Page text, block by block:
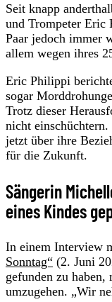
Seit knapp
und Trompeter Eric
Paar jedoch immer
allem wegen ihres
Eric Philippi
sogar
Trotz dieser
nicht
jetzt über ihre
für die Zukunft.
Sängerin
eines Kindes
In einem Interview
Sonntag“ (2. Juni
gefunden zu
umzugehen. „Wir